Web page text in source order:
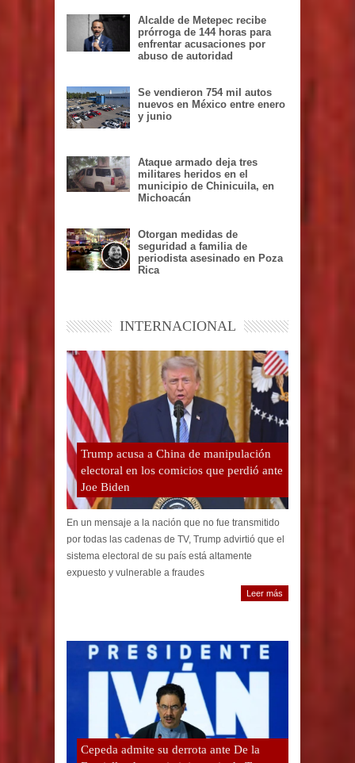
Alcalde de Metepec recibe
prórroga de 144 horas para
enfrentar acusaciones por
abuso de autoridad
Se vendieron 754 mil autos
nuevos en México entre enero
y junio
Ataque armado deja tres
militares heridos en el
municipio de Chinicuila, en
Michoacán
Otorgan medidas de
seguridad a familia de
periodista asesinado en Poza
Rica
INTERNACIONAL
Trump acusa a China de manipulación
electoral en los comicios que perdió ante
Joe Biden
En un mensaje a la nación que no fue transmitido
por todas las cadenas de TV, Trump advirtió que el
sistema electoral de su país está altamente
expuesto y vulnerable a fraudes
Leer más
Cepeda admite su derrota ante De la